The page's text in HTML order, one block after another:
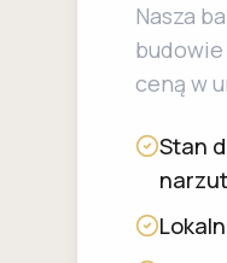
Nasza
budowie
ceną w
Stan